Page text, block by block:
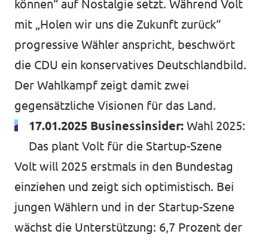
können“ auf Nostalgie setzt. Während Volt
mit „Holen wir uns die Zukunft zurück“
progressive Wähler anspricht, beschwört
die CDU ein konservatives Deutschlandbild.
Der Wahlkampf zeigt damit zwei
gegensätzliche Visionen für das Land.
17.01.2025 Businessinsider: Wahl 2025:
Das plant Volt für die Startup-Szene
Volt will 2025 erstmals in den Bundestag
einziehen und zeigt sich optimistisch. Bei
jungen Wählern und in der Startup-Szene
wächst die Unterstützung: 6,7 Prozent der